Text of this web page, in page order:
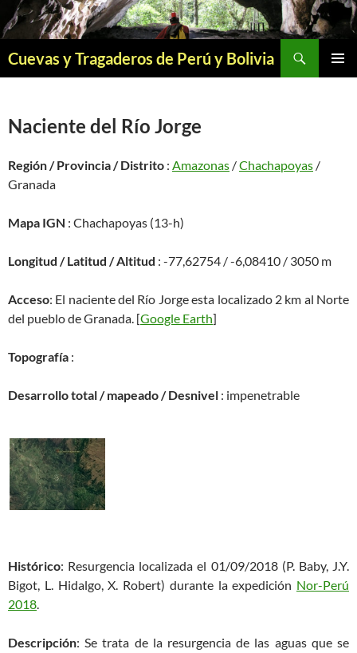
Saltar
al
Cuevas y Tragaderos de Perú y Bolivia
Naciente del Río Jorge
Región / Provincia / Distrito : Amazonas /Chachapoyas /
Granada
Mapa IGN : Chachapoyas (13-h)
Longitud / Latitud / Altitud : -77,62754 / -6,08410 / 3050 m
Acceso: El naciente del Río Jorge esta localizado 2 km al Norte
del pueblo de Granada. [Google Earth]
Topografía :
Desarrollo total / mapeado / Desnivel : impenetrable
Histórico: Resurgencia localizada el 01/09/2018 (P. Baby, J.Y.
Bigot, L. Hidalgo, X. Robert) durante la expedición Nor-Perú
2018.
Descripción: Se trata de la resurgencia de las aguas que se